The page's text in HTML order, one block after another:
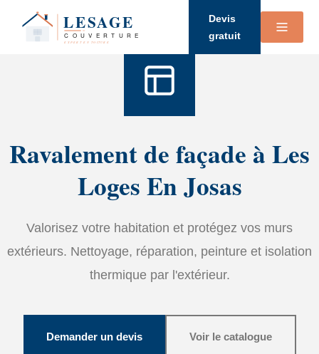
Devis
gratuit
Ravalement de façade à Les
Loges En Josas
Valorisez votre habitation et protégez vos murs
extérieurs. Nettoyage, réparation, peinture et isolation
thermique par l'extérieur.
Demander un devis Voir le catalogue